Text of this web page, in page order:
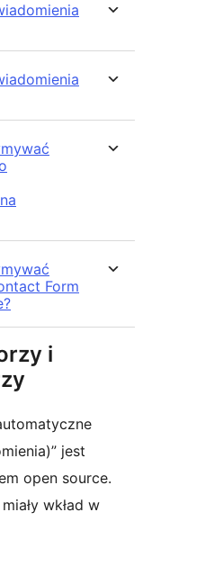
Form
i
jest
open source.
wkład w